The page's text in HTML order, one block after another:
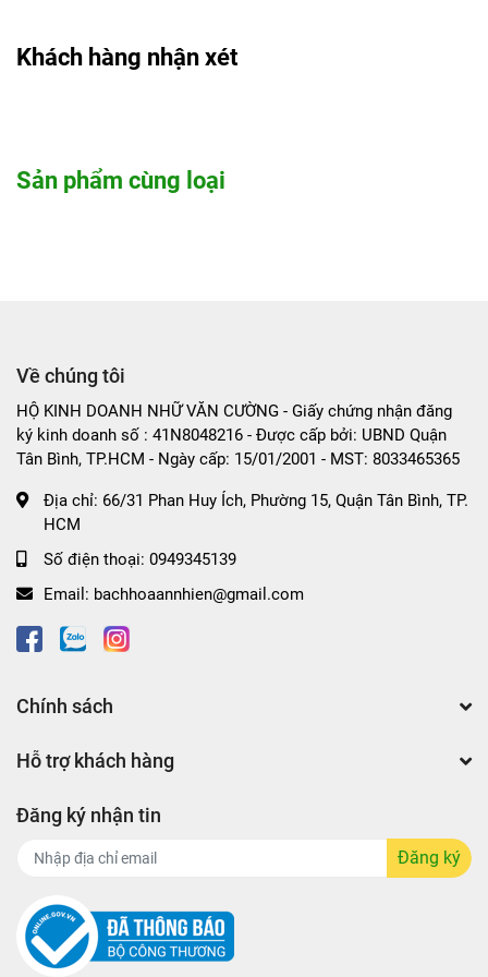
• xuất xứ: Việt Nam.
+ 1 đổi 1 hoặc hoàn tiền khi sản phẩm bị lỗi.
Khách hàng nhận xét
Sản phẩm cùng loại
Về chúng tôi
HỘ KINH DOANH NHỮ VĂN CƯỜNG - Giấy chứng nhận đăng
ký kinh doanh số : 41N8048216 - Được cấp bởi: UBND Quận
Tân Bình, TP.HCM - Ngày cấp: 15/01/2001 - MST: 8033465365
Địa chỉ: 66/31 Phan Huy Ích, Phường 15, Quận Tân Bình, TP.
HCM
Số điện thoại: 0949345139
Email: bachhoaannhien@gmail.com
Chính sách
Hỗ trợ khách hàng
Đăng ký nhận tin
Đăng ký